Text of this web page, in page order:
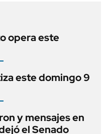
opera este
este domingo 9
y mensajes en
el Senado